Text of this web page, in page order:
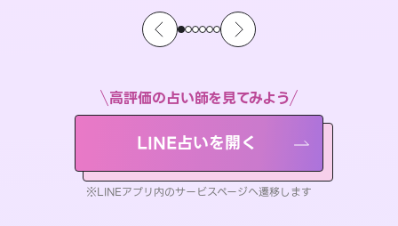
高評価の占い師を見てみよう
LINE占いを開く
※LINEアプリ内のサービスページへ遷移します